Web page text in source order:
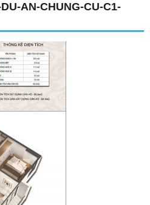
AN-CHUNG-CU-C1-